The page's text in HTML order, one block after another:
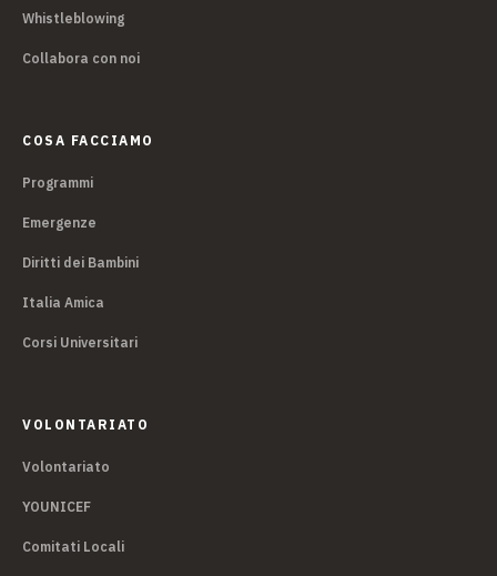
Whistleblowing
Collabora con noi
COSA FACCIAMO
Programmi
Emergenze
Diritti dei Bambini
Italia Amica
Corsi Universitari
VOLONTARIATO
Volontariato
YOUNICEF
Comitati Locali